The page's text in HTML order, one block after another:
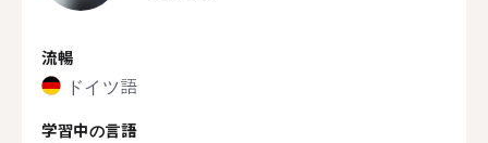
流暢
ドイツ語
学習中の言語